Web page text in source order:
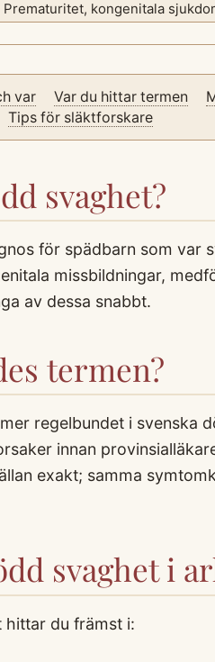
Prematuritet, kongenitala
var Var du hittar termen
Tips för släktforskare
svaghet?
för spädbarn som var
missbildningar,
av dessa snabbt.
termen?
regelbundet i svenska
innan
exakt; samma
svaghet i
hittar du främst i: